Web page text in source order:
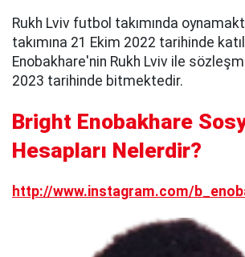
Rukh Lviv futbol takımında
takımına 21 Ekim 2022 tarihinde
Enobakhare'nin Rukh Lviv ile
2023 tarihinde bitmektedir.
Bright Enobakhare
Hesapları Nelerdir?
http://www.instagram.com/